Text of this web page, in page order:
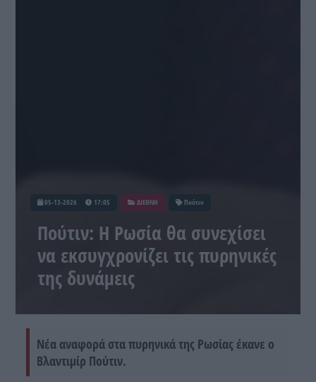
05-13-2026 17:05 ΔΙΕΘΝΗ Πούτιν
Πούτιν: Η Ρωσία θα συνεχίσει
να εκσυγχρονίζει τις πυρηνικές
της δυνάμεις
Νέα αναφορά στα πυρηνικά της Ρωσίας έκανε ο
Βλαντιμίρ Πούτιν.